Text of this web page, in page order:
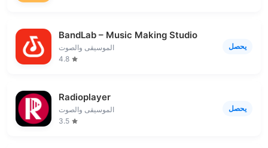
BandLab – Music Making Studio
الموسيقى والصوت
4.8
يحصل
Radioplayer
الموسيقى والصوت
3.5
يحصل